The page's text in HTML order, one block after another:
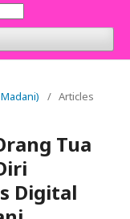
/ Articles
Tua
Digital